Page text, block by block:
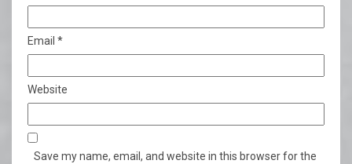
Email *
Website
Save my name, email, and website in this browser for the